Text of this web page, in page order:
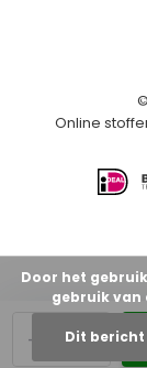
+
-
Online
Door het
gebruik van
Dit